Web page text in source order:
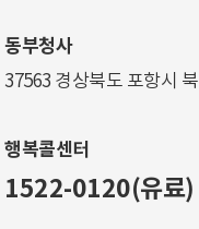
동부청사
37563 경상북도 포항시
행복콜센터
1522-0120(유료)